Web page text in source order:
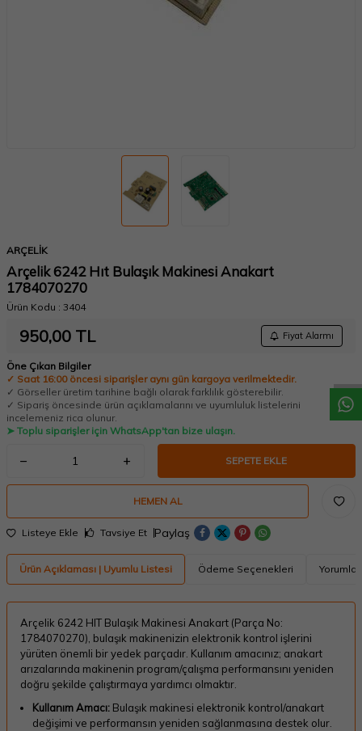
W
h
a
t
a
p
p
D
e
s
t
e
H
a
t
t
ARÇELİK
Arçelik 6242 Hıt Bulaşık Makinesi Anakart
1784070270
Ürün Kodu : 3404
950,00 TL Fiyat Alarmı
Öne Çıkan Bilgiler
✓ Saat 16:00 öncesi siparişler aynı gün kargoya verilmektedir.
✓ Görseller üretim tarihine bağlı olarak farklılık gösterebilir.
✓ Sipariş öncesinde ürün açıklamalarını ve uyumluluk listelerini
incelemeniz rica olunur.
➤ Toplu siparişler için WhatsApp'tan bize ulaşın.
SEPETE EKLE
HEMEN AL
Listeye Ekle Tavsiye Et Paylaş
Ürün Açıklaması | Uyumlu Listesi Ödeme Seçenekleri Yorumlar
Arçelik 6242 HIT Bulaşık Makinesi Anakart (Parça No:
1784070270), bulaşık makinenizin elektronik kontrol işlerini
yürüten önemli bir yedek parçadır. Kullanım amacınız; anakart
arızalarında makinenin program/çalışma performansını yeniden
doğru şekilde çalıştırmaya yardımcı olmaktır.
Kullanım Amacı: Bulaşık makinesi elektronik kontrol/anakart
değişimi ve performansın yeniden sağlanmasına destek olur.